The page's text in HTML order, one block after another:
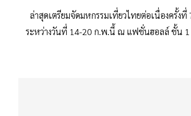
ล่าสุดเตรียมจัดมหกรรมเที่ยวไทยต่อเนื่องครั้งที่
ระหว่างวันที่ 14-20 ก.พ.นี้ ณ แฟชั่นฮอลล์ ชั้น 1